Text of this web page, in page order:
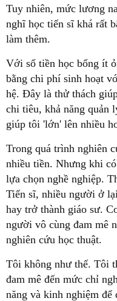
Tuy nhiên, mức lương
nghĩ học tiến sĩ khá rất
làm thêm.
Với số tiền học bổng ít
bằng chi phí sinh hoạt
hệ. Đây là thử thách
chi tiêu, khả năng quản
giúp tôi 'lớn' lên nhiều
Trong quá trình nghiên
nhiều tiền. Nhưng khi
lựa chọn nghề nghiệp.
Tiến sĩ, nhiều người ở
hay trở thành giáo sư.
người vô cùng đam mê
nghiên cứu học thuật.
Tôi không như thế. Tôi
đam mê đến mức chỉ
năng và kinh nghiệm để